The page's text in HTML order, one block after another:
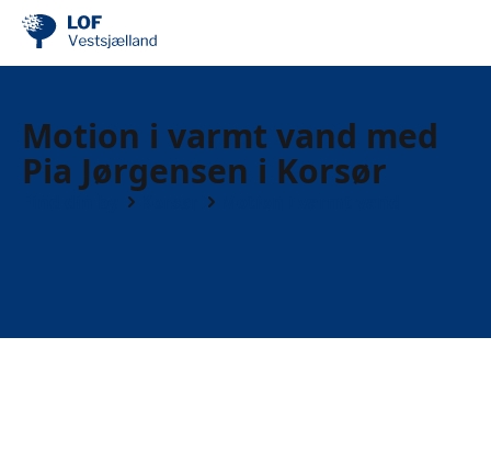
Motion i varmt vand med
Pia Jørgensen i Korsør